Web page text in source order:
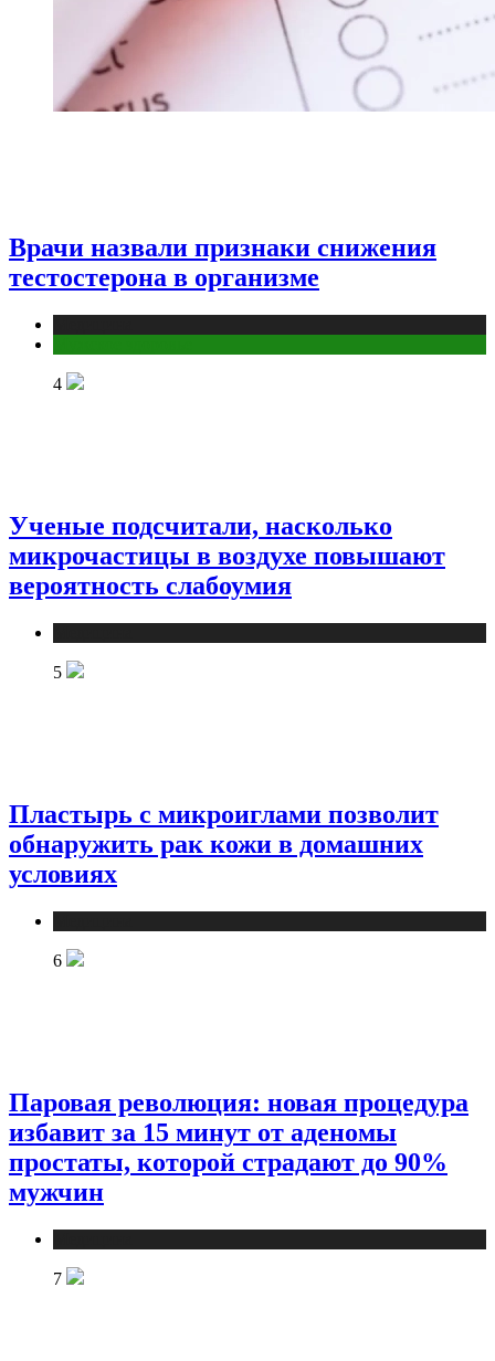
Врачи назвали признаки снижения
тестостерона в организме
4
Ученые подсчитали, насколько
микрочастицы в воздухе повышают
вероятность слабоумия
5
Пластырь с микроиглами позволит
обнаружить рак кожи в домашних
условиях
6
Паровая революция: новая процедура
избавит за 15 минут от аденомы
простаты, которой страдают до 90%
мужчин
7